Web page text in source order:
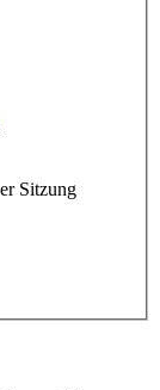
Sitzung